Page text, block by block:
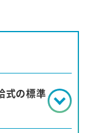
式の標準